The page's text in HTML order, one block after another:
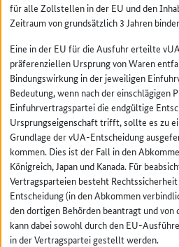
für alle Zollstellen in der EU und den
Zeitraum von grundsätzlich 3 Jahren
Eine in der EU für die Ausfuhr erteilte
präferenziellen Ursprung von Waren
Bindungswirkung in der jeweiligen
Bedeutung, wenn nach der einschlägigen
Einfuhrvertragspartei die endgültige
Ursprungseigenschaft trifft, sollte es zu
Grundlage der vUA-Entscheidung
kommen. Dies ist der Fall in den
Königreich, Japan und Kanada. Für
Vertragsparteien besteht
Entscheidung (in den Abkommen
den dortigen Behörden beantragt und
kann dabei sowohl durch den EU-
in der Vertragspartei gestellt werden.